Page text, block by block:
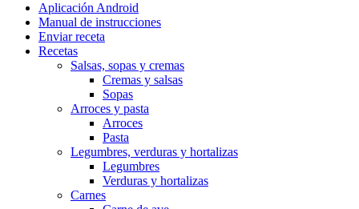
Aplicación Android
Manual de instrucciones
Enviar receta
Recetas
Salsas, sopas y cremas
Cremas y salsas
Sopas
Arroces y pasta
Arroces
Pasta
Legumbres, verduras y hortalizas
Legumbres
Verduras y hortalizas
Carnes